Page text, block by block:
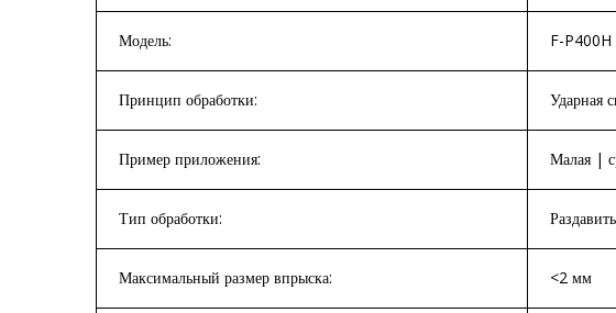
Модель: F-P400H
Принцип обработки: Ударная
Пример приложения: Малая |
Тип обработки:
Максимальный размер впрыска: <2 мм